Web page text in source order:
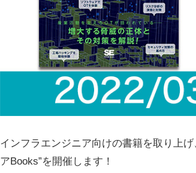
インフラエンジニア向けの書籍を取り上
アBooks”を開催します！